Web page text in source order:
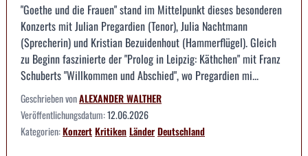
"Goethe und die Frauen" stand im Mittelpunkt dieses besonderen
Konzerts mit Julian Pregardien (Tenor), Julia Nachtmann
(Sprecherin) und Kristian Bezuidenhout (Hammerflügel). Gleich
zu Beginn faszinierte der "Prolog in Leipzig: Käthchen" mit Franz
Schuberts "Willkommen und Abschied", wo Pregardien mi...
Geschrieben vonALEXANDER WALTHER
Veröffentlichungsdatum:12.06.2026
Kategorien:KonzertKritikenLänderDeutschland